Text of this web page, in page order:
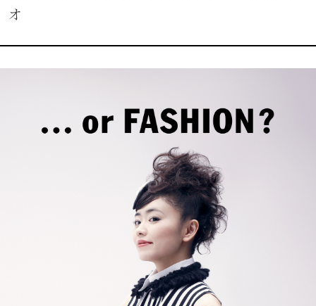
NEWS
「ADC年鑑 日本のアートディレクション
2025」に作品が掲載されました。
THE ENDは、移転しました。
オ